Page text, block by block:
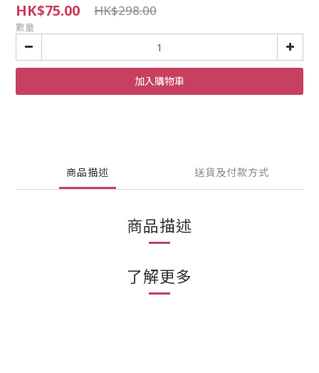
HK$75.00 HK$298.00
數量
加入購物車
商品描述 送貨及付款方式
商品描述
了解更多